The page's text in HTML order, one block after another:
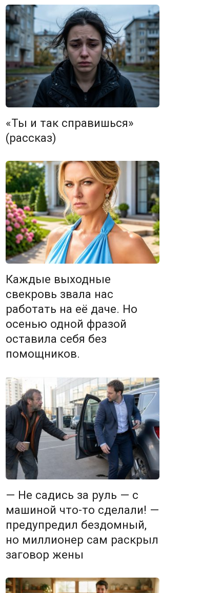
«Ты и так справишься»
(рассказ)
Каждые выходные
свекровь звала нас
работать на её даче. Но
осенью одной фразой
оставила себя без
помощников.
— Не садись за руль — с
машиной что-то сделали! —
предупредил бездомный,
но миллионер сам раскрыл
заговор жены